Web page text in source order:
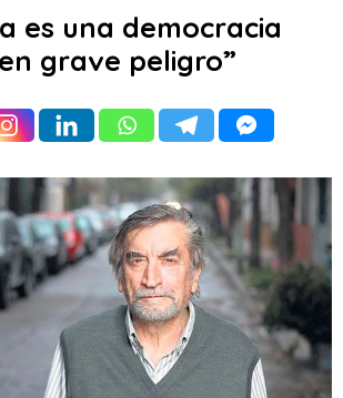
es una democracia
grave peligro”